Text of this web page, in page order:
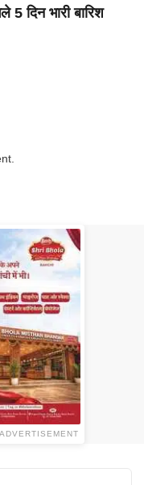
दिन भारी बारिश
ADVERTISEMENT